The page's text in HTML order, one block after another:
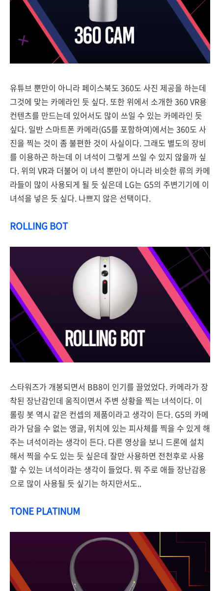
유튜브 뿐만이 아니라 페이스북도 360도 사진 제공을 하는데
그것에 맞는 카메라인 듯 싶다. 또한 위에서 소개한 360 VR용
컨텐츠를 만드는데 있어서도 많이 쓰일 수 있는 카메라인 듯
싶다. 일반 스마트폰 카메라(G5를 포함하여)에서는 360도 사
진을 찍는 것이 좀 불편한 것이 사실이다. 그래도 별도의 장비
를 이용하곤 하는데 이 녀석이 그렇게 쓰일 수 있지 않을까 싶
다. 위의 VR과 더불어 이 녀석 뿐만이 아니라 비슷한 류의 카메
라들이 많이 사용되게 될 듯 싶은데 LG는 G5의 주변기기에 이
녀석을 넣은 듯 싶다. 나쁘지 않은 선택이다.
ROLLING BOT
스타워즈가 개봉되면서 BB8이 인기를 끌었었다. 카메라가 장
착된 장난감인데 움직이면서 주변 상황을 찍는 녀석이다. 이
롤링 봇 역시 같은 컨셉의 제품이라고 생각이 든다. G5의 카메
라가 담을 수 없는 앵글, 위치에 있는 피사체를 찍을 수 있게 해
주는 녀석이라는 생각이 든다. 다른 영상을 보니 드론에 설치
해서 찍을 수도 있는 듯 싶은데 잘만 사용하면 전천후로 사용
할 수 있는 녀석이라는 생각이 들었다. 뭐 주로 애들 장난감용
으로 많이 사용될 듯 싶기는 하지만서도..
TONE PLATINUM